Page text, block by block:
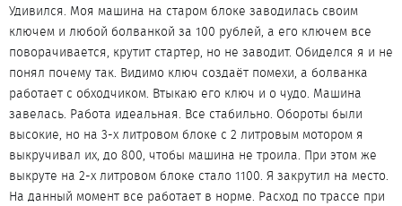
Удивился. Моя машина на старом блоке заводилась своим
ключем и любой болванкой за 100 рублей, а его ключем все
поворачивается, крутит стартер, но не заводит. Обиделся я и не
понял почему так. Видимо ключ создаёт помехи, а болванка
работает с обходчиком. Втыкаю его ключ и о чудо. Машина
завелась. Работа идеальная. Все стабильно. Обороты были
высокие, но на 3-х литровом блоке с 2 литровым мотором я
выкручивал их, до 800, чтобы машина не троила. При этом же
выкруте на 2-х литровом блоке стало 1100. Я закрутил на место.
На данный момент все работает в норме. Расход по трассе при